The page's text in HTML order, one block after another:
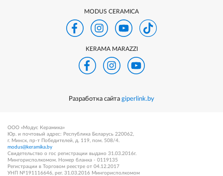
MODUS CERAMICA
KERAMA MARAZZI
Разработка сайта giperlink.by
ООО «Модус Керамика»
Юр. и почтовый адрес: Республика Беларусь 220062,
г. Минск, пр-т Победителей, д. 119, пом. 508/4.
modus@keramika.by
Свидетельство о гос регистрации выдано 31.03.2016г.
Мингорисполкомом. Номер бланка - 0119135
Регистрации в Торговом реестре от 04.12.2017
УНП №191116646, рег. 31.03.2016 Мингорисполкомом